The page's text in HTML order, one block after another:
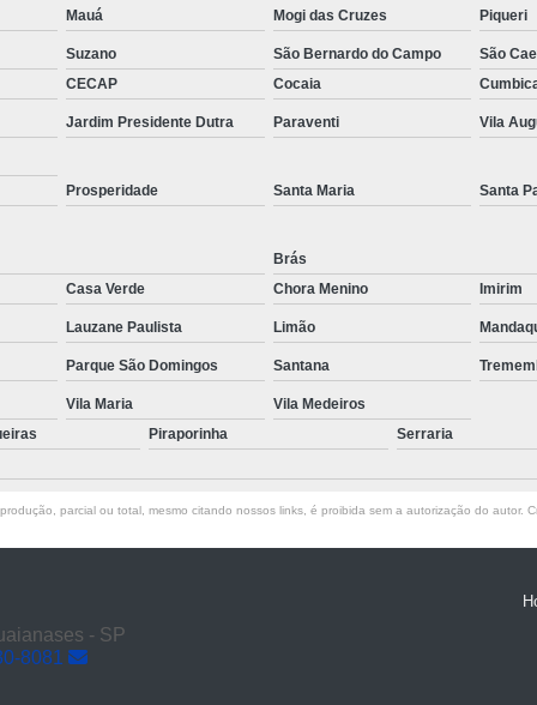
Transporte de Containers Vazios
Transporte de Equipamentos e
Transporte de Equipamentos
Transporte de Máquinas com Caminhão
Transporte de Máquinas com
Mauá Mogi das Cruzes Piqueri
Suzano São Bernardo do Campo São
CECAP Cocaia
Jardim Presidente Dutra Paraventi Vila
Prosperidade Santa Maria Santa
Brás
Casa Verde Chora Menino Imirim
Lauzane Paulista Limão
Parque São Domingos Santana
Vila Maria
Vila Medeiros
Piraporinha Serraria
parcial ou total, mesmo citando nossos links, é proibida sem a autorização do autor.
- SP
8081